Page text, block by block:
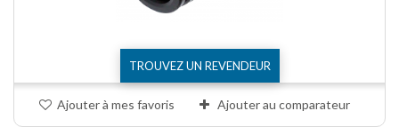
TROUVEZ UN REVENDEUR
Ajouter à mes favoris Ajouter au comparateur